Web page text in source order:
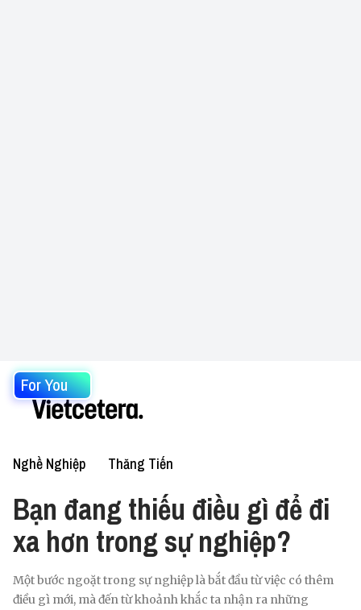
For You
Nghề Nghiệp Thăng Tiến
Bạn đang thiếu điều gì để đi
xa hơn trong sự nghiệp?
Một bước ngoặt trong sự nghiệp là bắt đầu từ việc có thêm
điều gì mới, mà đến từ khoảnh khắc ta nhận ra những